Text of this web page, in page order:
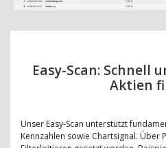
Easy-Scan: Schnell
Aktien
Unser Easy-Scan unterstützt
Kennzahlen sowie Chartsignal. Über